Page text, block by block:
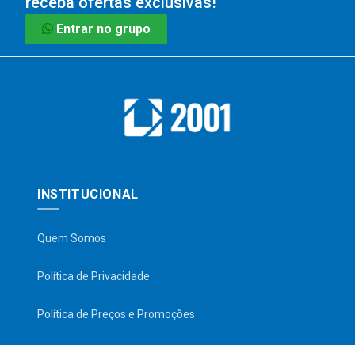
Entrar no grupo
INSTITUCIONAL
Quem Somos
Política de Privacidade
Política de Preços e Promoções